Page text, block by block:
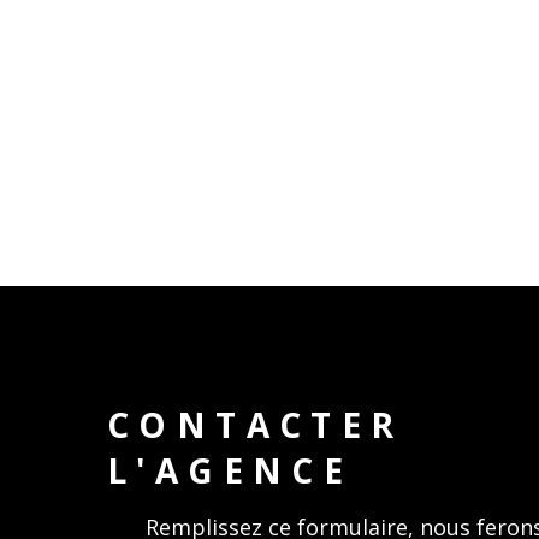
CONTACTER
L'AGENCE
Remplissez ce formulaire, nous